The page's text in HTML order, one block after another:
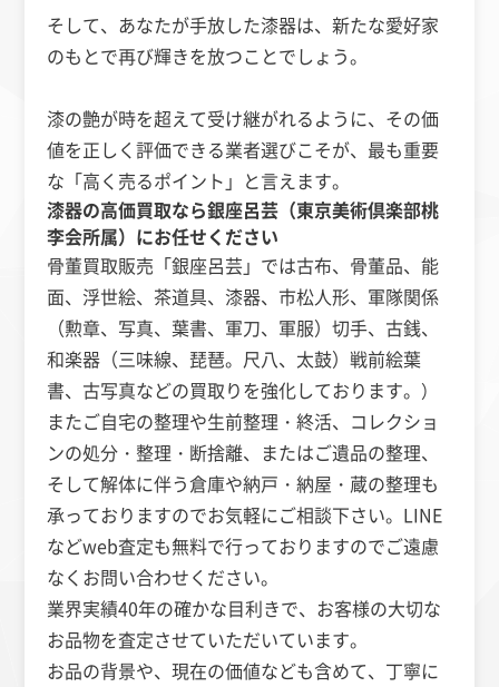
そして、あなたが手放した漆器は、新たな愛好家
のもとで再び輝きを放つことでしょう。
漆の艶が時を超えて受け継がれるように、その価
値を正しく評価できる業者選びこそが、最も重要
な「高く売るポイント」と言えます。
漆器の高価買取なら銀座呂芸（東京美術倶楽部桃
李会所属）にお任せください
骨董買取販売「銀座呂芸」では古布、骨董品、能
面、浮世絵、茶道具、漆器、市松人形、軍隊関係
（勲章、写真、葉書、軍刀、軍服）切手、古銭、
和楽器（三味線、琵琶。尺八、太鼓）戦前絵葉
書、古写真などの買取りを強化しております。 ）
またご自宅の整理や生前整理・終活、コレクショ
ンの処分・整理・断捨離、またはご遺品の整理、
そして解体に伴う倉庫や納戸・納屋・蔵の整理も
承っておりますのでお気軽にご相談下さい。LINE
などweb査定も無料で行っておりますのでご遠慮
なくお問い合わせください。
業界実績40年の確かな目利きで、お客様の大切な
お品物を査定させていただいています。
お品の背景や、現在の価値なども含めて、丁寧に